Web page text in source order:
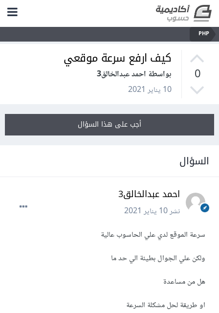
PHP
0
كيف ارفع سرعة موقعي
بواسطة احمد عبدالخالق3
10 يناير 2021
أجب على هذا السؤال
السؤال
احمد عبدالخالق3
نشر10 يناير 2021
سرعة الموقع لدي علي الحاسوب عالية
ولكن علي الجوال بطيئة الي حد ما
هل من مساعدة
او طريقة لحل مشكلة السرعة